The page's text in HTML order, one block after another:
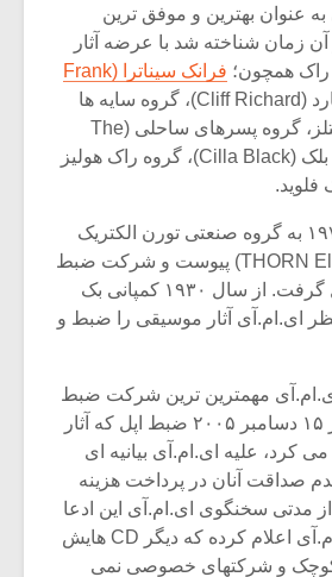
عنوان بهترین و موفق ترین
زمان شناخته شد با عرضه آثار
همچون؛
فرانک سیناترا (Frank
، کلیف ریچارد (Cliff Richard)، گروه سایه ها
(The Shadows)، بیتلز، گروه پسرهای ساحلی (The
Beach Boys)، سیلا بلک (Cilla Black)، گروه راک هولیز
ای.ام.آی در اکتبر ۱۹۷۹ به گروه صنعتی تورن الکتریک
(THORN Electrical Industries) پیوست و شرکت ضبط
تورن-ای.ام.آی شکل گرفت. از سال ۱۹۳۰ کمپانی بک
ای.ام.آی آثار موسیقی را ضبط و
مهمترین ترین شرکت ضبط
در هنگ کونگ شد. در ۱۵ دسامبر ۲۰۰۵ ضبط اپل که آثار
می کرد، علیه ای.ام.آی بیانیه ای
صداقت آنان در پرداخت هزینه
از مدتی سخنگوی ای.ام.آی این ادعا
را رد کرد. اخیرا ای.ام.آی اعلام کرده که دیگر CD‌ هایش
کوچک و شرکتهای خصوصی نمی